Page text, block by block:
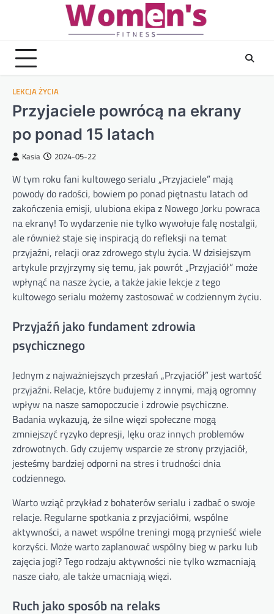
LEKCJA ŻYCIA
Przyjaciele powrócą na ekrany
po ponad 15 latach
Kasia 2024-05-22
W tym roku fani kultowego serialu „Przyjaciele” mają
powody do radości, bowiem po ponad piętnastu latach od
zakończenia emisji, ulubiona ekipa z Nowego Jorku powraca
na ekrany! To wydarzenie nie tylko wywołuje falę nostalgii,
ale również staje się inspiracją do refleksji na temat
przyjaźni, relacji oraz zdrowego stylu życia. W dzisiejszym
artykule przyjrzymy się temu, jak powrót „Przyjaciół” może
wpłynąć na nasze życie, a także jakie lekcje z tego
kultowego serialu możemy zastosować w codziennym życiu.
Przyjaźń jako fundament zdrowia
psychicznego
Jednym z najważniejszych przesłań „Przyjaciół” jest wartość
przyjaźni. Relacje, które budujemy z innymi, mają ogromny
wpływ na nasze samopoczucie i zdrowie psychiczne.
Badania wykazują, że silne więzi społeczne mogą
zmniejszyć ryzyko depresji, lęku oraz innych problemów
zdrowotnych. Gdy czujemy wsparcie ze strony przyjaciół,
jesteśmy bardziej odporni na stres i trudności dnia
codziennego.
Warto wziąć przykład z bohaterów serialu i zadbać o swoje
relacje. Regularne spotkania z przyjaciółmi, wspólne
aktywności, a nawet wspólne treningi mogą przynieść wiele
korzyści. Może warto zaplanować wspólny bieg w parku lub
zajęcia jogi? Tego rodzaju aktywności nie tylko wzmacniają
nasze ciało, ale także umacniają więzi.
Ruch jako sposób na relaks